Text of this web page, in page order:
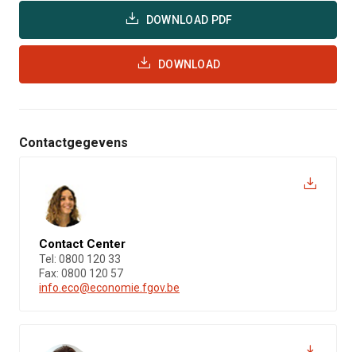
DOWNLOAD PDF
DOWNLOAD
Contactgegevens
Contact Center
Tel: 0800 120 33
Fax: 0800 120 57
info.eco@economie.fgov.be